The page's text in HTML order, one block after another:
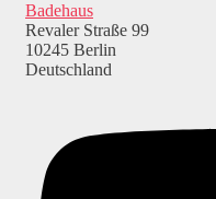
Badehaus
Revaler Straße 99
10245 Berlin
Deutschland